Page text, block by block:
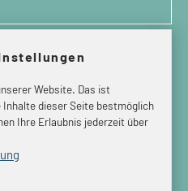
gelesen
den Newsletter erhalten
Website. Das ist
Inhalte dieser Seite bestmöglich
Ihre Erlaubnis jederzeit über